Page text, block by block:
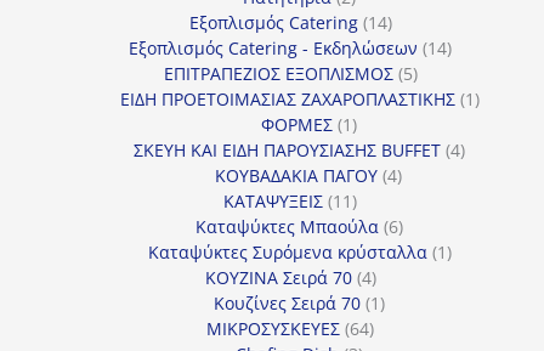
προϊόντα
Εξοπλισμός Catering 1414
προϊόντα
Εξοπλισμός Catering - Εκδηλώσεων 1414
ΕΠΙΤΡΑΠΕΖΙΟΣ ΕΞΟΠΛΙΣΜΟΣ 55
προϊόντα
ΕΙΔΗ ΠΡΟΕΤΟΙΜΑΣΙΑΣ ΖΑΧΑΡΟΠΛΑΣΤΙΚΗΣ 11
ΦΟΡΜΕΣ 11
προϊόν
ΣΚΕΥΗ ΚΑΙ ΕΙΔΗ ΠΑΡΟΥΣΙΑΣΗΣ BUFFET 44
ΚΟΥΒΑΔΑΚΙΑ ΠΑΓΟΥ 44
ΚΑΤΑΨΥΞΕΙΣ 1111
προϊόντα
Καταψύκτες Μπαούλα 66
προϊόντα
Καταψύκτες Συρόμενα κρύσταλλα 11
ΚΟΥΖΙΝΑ Σειρά 70 44
προϊόντα
Κουζίνες Σειρά 70 11
ΜΙΚΡΟΣΥΣΚΕΥΕΣ 6464